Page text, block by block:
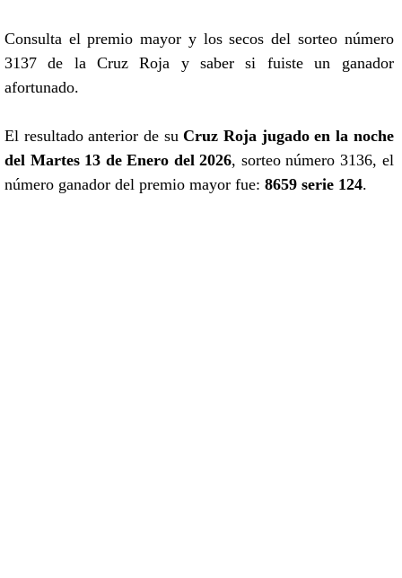
Consulta el premio mayor y los secos del sorteo número
3137 de la Cruz Roja y saber si fuiste un ganador
afortunado.
El resultado anterior de suCruz Roja jugado en la noche
del Martes 13 de Enero del 2026, sorteo número 3136, el
número ganador del premio mayor fue: 8659 serie 124.